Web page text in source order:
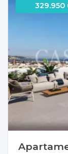
329.950